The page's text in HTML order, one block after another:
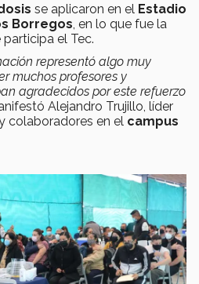
se aplicaron en el Estadio
Borregos , en lo que fue la
el Tec.
representó algo muy
muchos profesores y
agradecidos por este refuerzo
Alejandro Trujillo, líder
colaboradores en el campus